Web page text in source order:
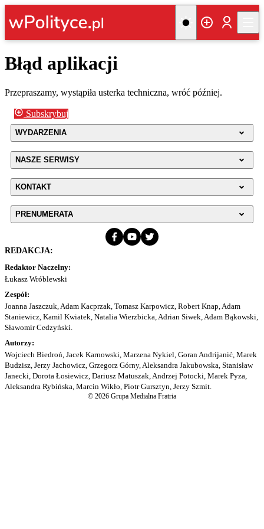
Błąd aplikacji
Przepraszamy, wystąpiła usterka techniczna, wróć później.
Subskrybuj
WYDARZENIA
NASZE SERWISY
KONTAKT
PRENUMERATA
REDAKCJA:
Redaktor Naczelny:
Łukasz Wróblewski
Zespół:
Joanna Jaszczuk, Adam Kacprzak, Tomasz Karpowicz, Robert Knap, Adam
Staniewicz, Kamil Kwiatek, Natalia Wierzbicka, Adrian Siwek, Adam Bąkowski,
Sławomir Cedzyński.
Autorzy:
Wojciech Biedroń, Jacek Karnowski, Marzena Nykiel, Goran Andrijanić, Marek
Budzisz, Jerzy Jachowicz, Grzegorz Górny, Aleksandra Jakubowska, Stanisław
Janecki, Dorota Łosiewicz, Dariusz Matuszak, Andrzej Potocki, Marek Pyza,
Aleksandra Rybińska, Marcin Wikło, Piotr Gursztyn, Jerzy Szmit.
© 2026 Grupa Medialna Fratria